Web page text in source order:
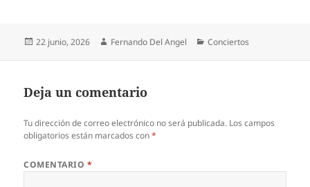
Publicado
22 junio, 2026 Autor
Fernando Del Angel Categorías
Conciertos
Deja un comentario
Tu dirección de correo electrónico no será publicada. Los campos
obligatorios están marcados con*
COMENTARIO *